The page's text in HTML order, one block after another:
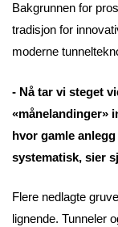
Bakgrunnen for
tradisjon for
moderne
- Nå tar vi steget
«månelandinger»
hvor gamle
systematisk, sier
Flere nedlagte
lignende. Tunneler